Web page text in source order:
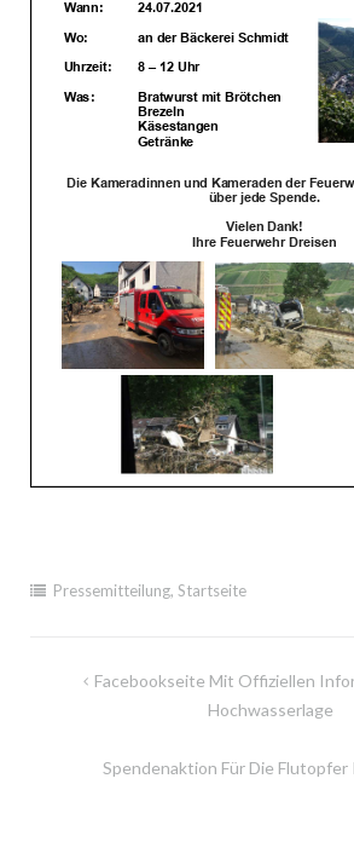
Pressemitteilung, Startseite
Beitragsnavigation
Facebookseite Mit Offiziellen
Hochwasserlage
Spendenaktion Für Die Flutopfer